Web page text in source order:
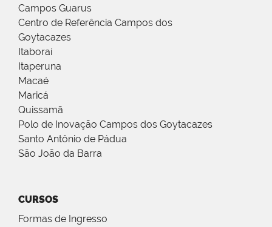
Campos Guarus
Centro de Referência Campos dos
Goytacazes
Itaboraí
Itaperuna
Macaé
Maricá
Quissamã
Polo de Inovação Campos dos Goytacazes
Santo Antônio de Pádua
São João da Barra
CURSOS
Formas de Ingresso